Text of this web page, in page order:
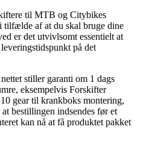
til MTB og Citybikes
af at du skal bruge dine
er det utvivlsomt essentielt at
på det
stiller garanti om 1 dags
eksempelvis Forskifter
gear til krankboks montering,
bestillingen indsendes før et
kan nå at få produktet pakket